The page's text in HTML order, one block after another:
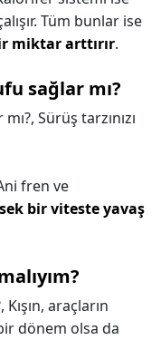
Tüm bunlar ise
miktar arttırır.
sağlar mı?
Sürüş tarzınızı
fren ve
bir viteste yavaş
Kışın, araçların
dönem olsa da